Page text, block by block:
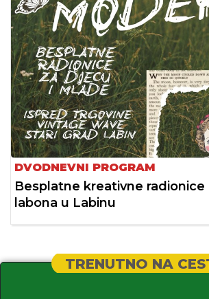
DVODNEVNI PROGRAM
Besplatne kreativne
labona u Labinu
TRENUTNO NA